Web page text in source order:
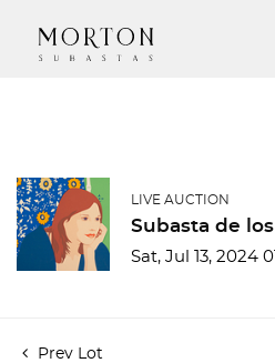
LIVE AUCTION
Subasta de
Sat, Jul 13, 2024
Prev Lot